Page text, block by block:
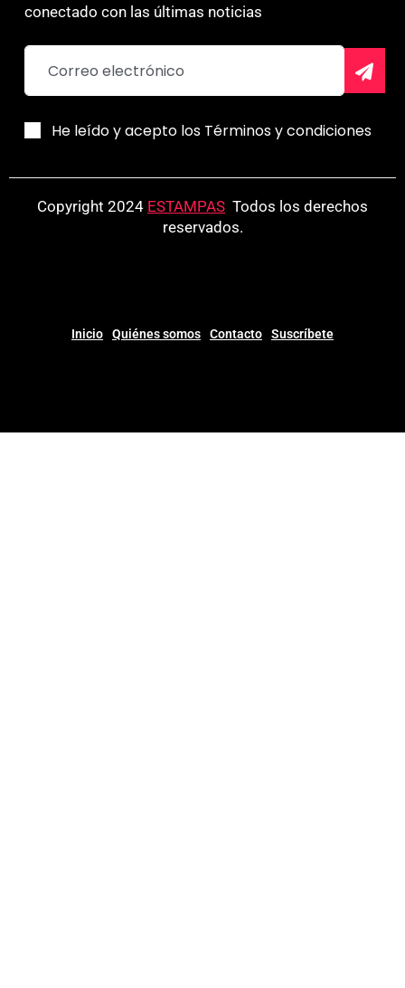
conectado con las últimas noticias
He leído y acepto los Términos y condiciones
Copyright 2024 ESTAMPAS Todos los derechos
reservados.
Inicio Quiénes somos Contacto Suscríbete